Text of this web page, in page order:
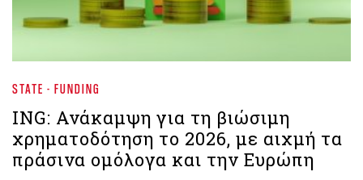
STATE - FUNDING
ING: Ανάκαμψη για τη βιώσιμη
χρηματοδότηση το 2026, με αιχμή τα
πράσινα ομόλογα και την Ευρώπη